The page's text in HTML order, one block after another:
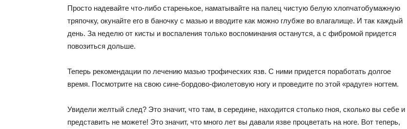
Просто надевайте что-либо старенькое, наматывайте на палец чистую белую хлопчатобумажную
тряпочку, окунайте его в баночку с мазью и вводите как можно глубже во влагалище. И так каждый
день. За неделю от кисты и воспаления только воспоминания останутся, а с фибромой придется
повозиться дольше.
Теперь рекомендации по лечению мазью трофических язв. С ними придется поработать долгое
время. Посмотрите на свою сине-бордово-фиолетовую ногу и проведите по этой «радуге» ногтем.
Увидели желтый след? Это значит, что там, в середине, находится столько гноя, сколько вы себе и
представить не можете! Это значит, что много лет вы давали язве процветать на ноге. Вот теперь,